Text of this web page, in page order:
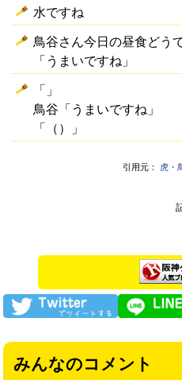
水ですね
鳥谷さん今日の昼食どう
「うまいですね」
「」
鳥谷「うまいですね」
「（）」
引用元： 虎・
みんなのコメント